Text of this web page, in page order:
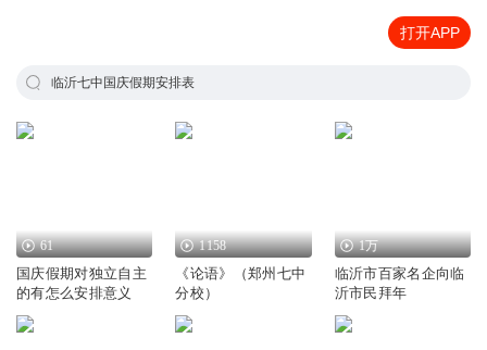
打开APP
临沂七中国庆假期安排表
61
国庆假期对独立自主
的有怎么安排意义
1158
《论语》（郑州七中
分校）
1万
临沂市百家名企向临
沂市民拜年